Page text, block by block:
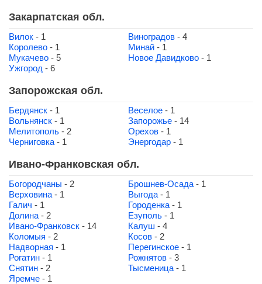
Закарпатская обл.
Вилок - 1 Виноградов - 4
Королево - 1 Минай - 1
Мукачево - 5 Новое Давидково - 1
Ужгород - 6
Запорожская обл.
Бердянск - 1 Веселое - 1
Вольнянск - 1 Запорожье - 14
Мелитополь - 2 Орехов - 1
Черниговка - 1 Энергодар - 1
Ивано-Франковская обл.
Богородчаны - 2 Брошнев-Осада - 1
Верховина - 1 Выгода - 1
Галич - 1 Городенка - 1
Долина - 2 Езуполь - 1
Ивано-Франковск - 14 Калуш - 4
Коломыя - 2 Косов - 2
Надворная - 1 Перегинское - 1
Рогатин - 1 Рожнятов - 3
Снятин - 2 Тысменица - 1
Яремче - 1